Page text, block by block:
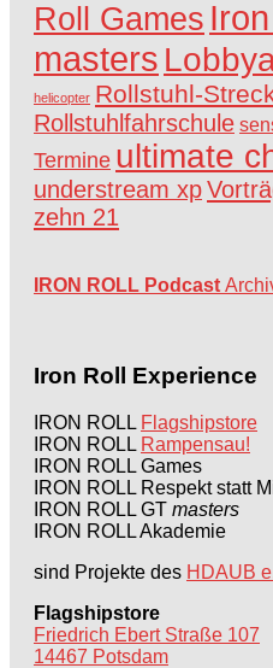
Roll Games
masters
helicopter Rollstuhl-
Rollstuhlfahrschule
Termine ultimate
understream xp
zehn 21
IRON ROLL Podcast
Iron Roll Experience
IRON ROLL Flagshipstore
IRON ROLL Rampensau!
IRON ROLL Games
IRON ROLL Respekt statt
IRON ROLL GT masters
IRON ROLL Akademie
sind Projekte des HDAUB
Flagshipstore
Friedrich Ebert Straße 107
14467 Potsdam